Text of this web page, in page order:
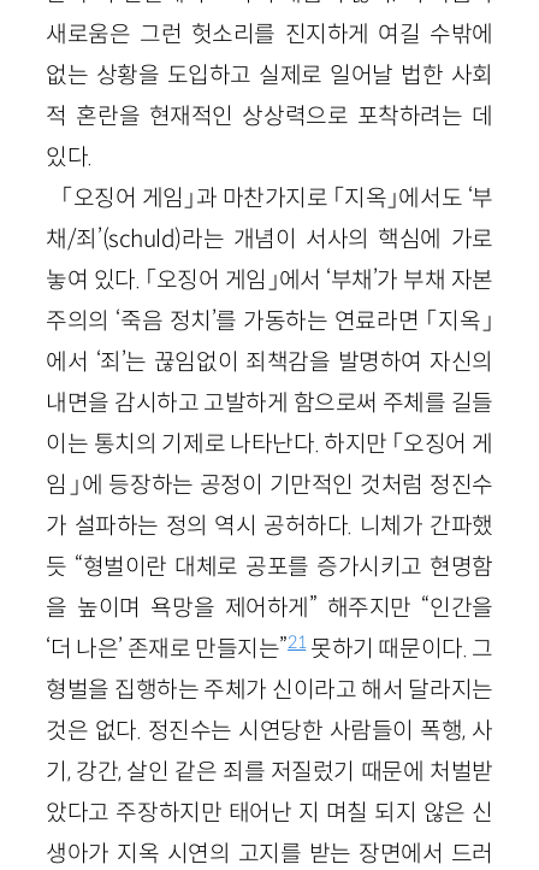
새로움은 그런 헛소리를 진지하게 여길 수밖에
없는 상황을 도입하고 실제로 일어날 법한 사회
적 혼란을 현재적인 상상력으로 포착하려는 데
있다.
「오징어 게임」과 마찬가지로 「지옥」에서도 ‘부
채/죄’(schuld)라는 개념이 서사의 핵심에 가로
놓여 있다. 「오징어 게임」에서 ‘부채’가 부채 자본
주의의 ‘죽음 정치’를 가동하는 연료라면 「지옥」
에서 ‘죄’는 끊임없이 죄책감을 발명하여 자신의
내면을 감시하고 고발하게 함으로써 주체를 길들
이는 통치의 기제로 나타난다. 하지만 「오징어 게
임」에 등장하는 공정이 기만적인 것처럼 정진수
가 설파하는 정의 역시 공허하다. 니체가 간파했
듯 “형벌이란 대체로 공포를 증가시키고 현명함
을 높이며 욕망을 제어하게” 해주지만 “인간을
‘더 나은’ 존재로 만들지는”21못하기 때문이다. 그
형벌을 집행하는 주체가 신이라고 해서 달라지는
것은 없다. 정진수는 시연당한 사람들이 폭행, 사
기, 강간, 살인 같은 죄를 저질렀기 때문에 처벌받
았다고 주장하지만 태어난 지 며칠 되지 않은 신
생아가 지옥 시연의 고지를 받는 장면에서 드러